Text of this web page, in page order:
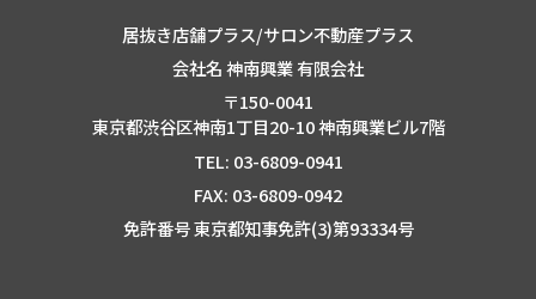
居抜き店舗プラス/サロン不動産プラス
会社名 神南興業 有限会社
〒150-0041
東京都渋谷区神南1丁目20-10 神南興業ビル7階
TEL: 03-6809-0941
FAX: 03-6809-0942
免許番号 東京都知事免許(3)第93334号